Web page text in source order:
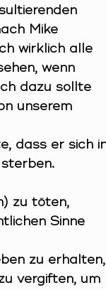
Mike
wirklich alle
wenn
dazu sollte
unserem
dass er sich
zu töten,
Sinne
zu erhalten,
vergiften, um